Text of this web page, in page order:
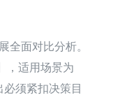
全面对比分析。
，适用场景为
必须紧扣决策目